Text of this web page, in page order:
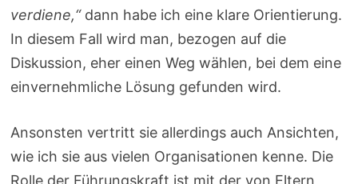
verdiene,“dann habe ich eine klare Orientierung.
In diesem Fall wird man, bezogen auf die
Diskussion, eher einen Weg wählen, bei dem eine
einvernehmliche Lösung gefunden wird.
Ansonsten vertritt sie allerdings auch Ansichten,
wie ich sie aus vielen Organisationen kenne. Die
Rolle der Führungskraft ist mit der von Eltern